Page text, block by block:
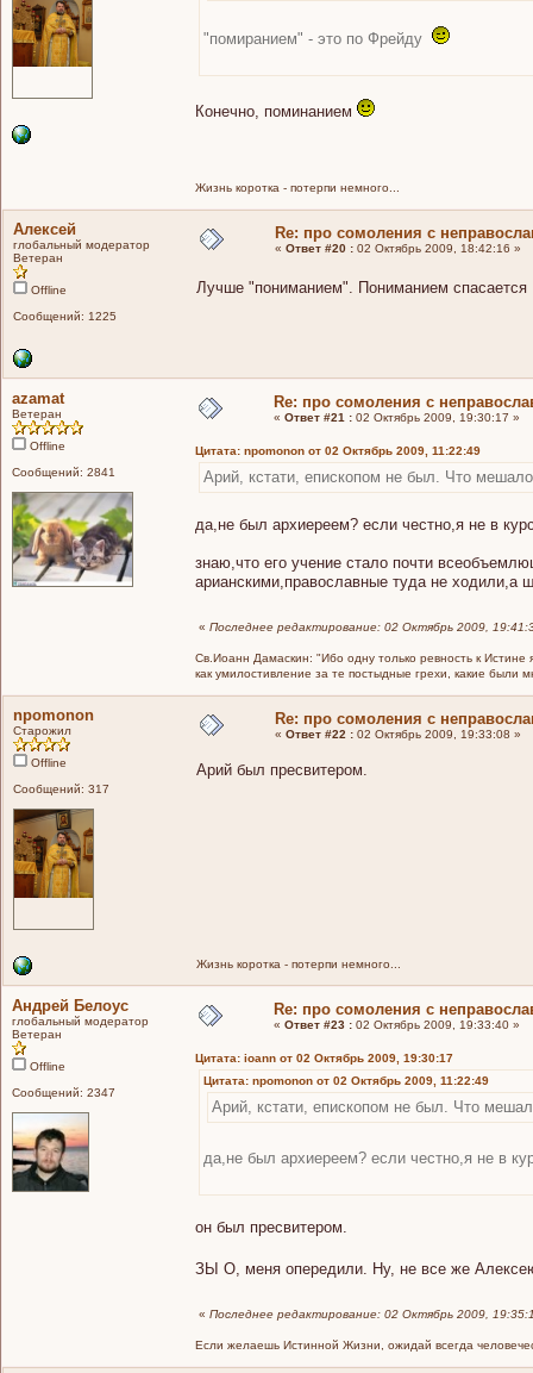
"помиранием" - это по Фрейду
Конечно, поминанием
Жизнь коротка - потерпи немного...
Алексей
глобальный модератор
Ветеран
Offline
Сообщений: 1225
Re: про сомоления с
« Ответ #20 : 02 Октябрь 2009, 18:42:16 »
Лучше "пониманием". Пониманием
azamat
Ветеран
Offline
Сообщений: 2841
Re: про сомоления с
« Ответ #21 : 02 Октябрь 2009, 19:30:17 »
Цитата: npomonon от 02 Октябрь 2009, 11:22:49
Арий, кстати, епископом не был. Что
да,не был архиереем? если честно,я не в
знаю,что его учение стало почти
арианскими,православные туда не ходили,а
« Последнее редактирование: 02 Октябрь 2009,
Св.Иоанн Дамаскин: "Ибо одну только ревность к
как умилостивление за те постыдные грехи, какие были
npomonon
Старожил
Offline
Сообщений: 317
Re: про сомоления с
« Ответ #22 : 02 Октябрь 2009, 19:33:08 »
Арий был пресвитером.
Жизнь коротка - потерпи немного...
Андрей Белоус
глобальный модератор
Ветеран
Offline
Сообщений: 2347
Re: про сомоления с
« Ответ #23 : 02 Октябрь 2009, 19:33:40 »
Цитата: ioann от 02 Октябрь 2009, 19:30:17
Цитата: npomonon от 02 Октябрь 2009, 11:22:49
Арий, кстати, епископом не был. Что
да,не был архиереем? если честно,я не в
он был пресвитером.
ЗЫ О, меня опередили. Ну, не все же
« Последнее редактирование: 02 Октябрь 2009,
Если желаешь Истинной Жизни, ожидай всегда